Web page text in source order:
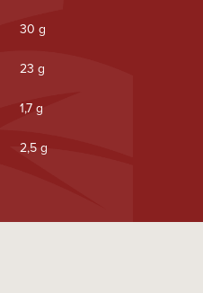
30 g
23 g
1,7 g
2,5 g